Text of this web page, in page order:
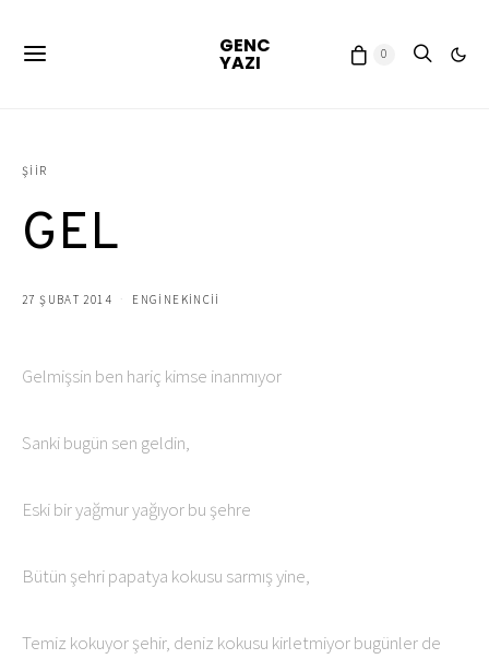
GENC
YAZI 0
ŞIIR
GEL
27 ŞUBAT 2014 ENGINEKINCII
Gelmişsin ben hariç kimse inanmıyor
Sanki bugün sen geldin,
Eski bir yağmur yağıyor bu şehre
Bütün şehri papatya kokusu sarmış yine,
Temiz kokuyor şehir, deniz kokusu kirletmiyor bugünler de